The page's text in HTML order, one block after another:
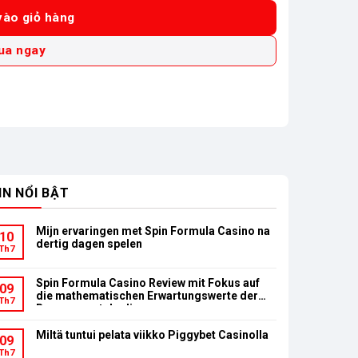
giỏ hàng
ngay
NỔI BẬT
10
Mijn ervaringen met Spin Formula Casino na
dertig dagen spelen
09
Spin Formula Casino Review mit Fokus auf
die mathematischen Erwartungswerte der
Bonusumsatzbedingungen
09 Miltä tuntui pelata viikko Piggybet Casinolla